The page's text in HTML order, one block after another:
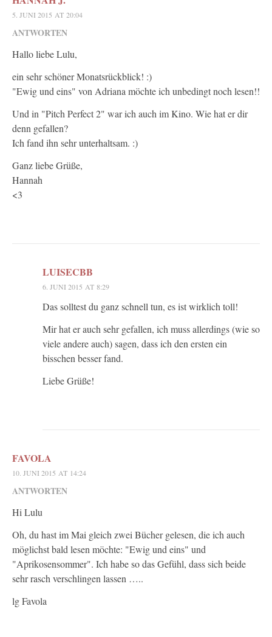
5. JUNI 2015 AT 20:04
ANTWORTEN
Hallo liebe Lulu,
ein sehr schöner Monatsrückblick! :)
"Ewig und eins" von Adriana möchte ich unbedingt noch lesen!!
Und in "Pitch Perfect 2" war ich auch im Kino. Wie hat er dir
denn gefallen?
Ich fand ihn sehr unterhaltsam. :)
Ganz liebe Grüße,
Hannah
<3
LUISECBB
6. JUNI 2015 AT 8:29
Das solltest du ganz schnell tun, es ist wirklich toll!
Mir hat er auch sehr gefallen, ich muss allerdings (wie so
viele andere auch) sagen, dass ich den ersten ein
bisschen besser fand.
Liebe Grüße!
FAVOLA
10. JUNI 2015 AT 14:24
ANTWORTEN
Hi Lulu
Oh, du hast im Mai gleich zwei Bücher gelesen, die ich auch
möglichst bald lesen möchte: "Ewig und eins" und
"Aprikosensommer". Ich habe so das Gefühl, dass sich beide
sehr rasch verschlingen lassen …..
lg Favola